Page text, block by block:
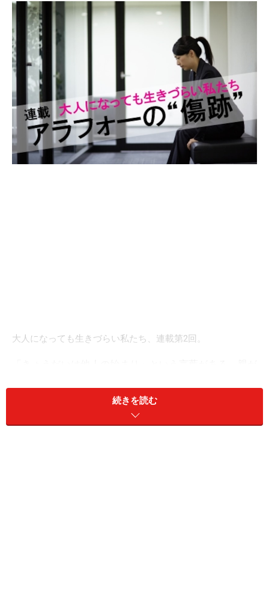
大人になっても生きづらい私たち、連載第2回。
の良かったきょうだいに突然、亀裂が入ることもあるよ
続きを読む